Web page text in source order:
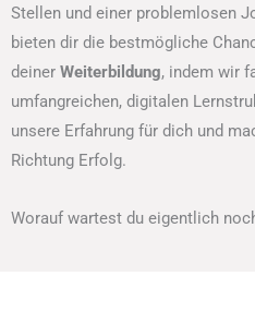
Stellen und einer problemlosen
bieten dir die bestmögliche
deiner Weiterbildung, indem wir
umfangreichen, digitalen
unsere Erfahrung für dich und
Richtung Erfolg.
Worauf wartest du eigentlich